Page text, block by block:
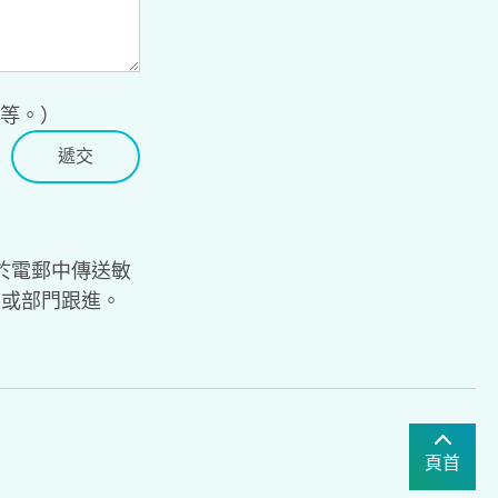
。）
電郵中傳送敏
部門跟進。
頁首